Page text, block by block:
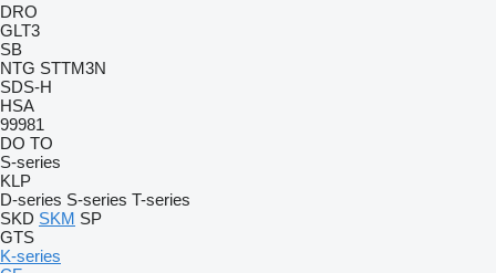
DRO
GLT3
SB
NTG STTM3N
SDS-H
HSA
99981
DO TO
S-series
KLP
D-series S-series T-series
SKD SKM SP
GTS
K-series